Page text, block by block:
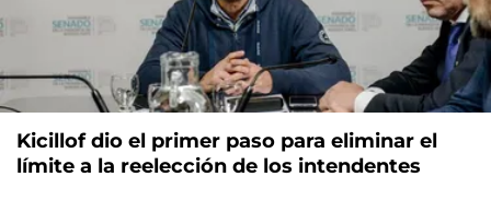
Kicillof dio el primer paso para eliminar el
límite a la reelección de los intendentes